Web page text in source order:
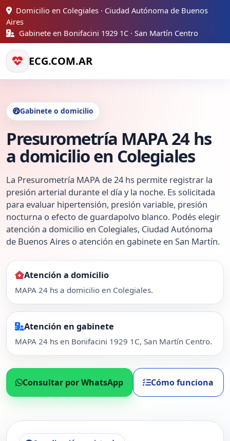
Domicilio en Colegiales · Ciudad Autónoma de Buenos
Aires
Gabinete en Bonifacini 1929 1C · San Martín Centro
ECG.COM.AR
Gabinete o domicilio
Presurometría MAPA 24 hs
a domicilio en Colegiales
La Presurometría MAPA de 24 hs permite registrar la
presión arterial durante el día y la noche. Es solicitada
para evaluar hipertensión, presión variable, presión
nocturna o efecto de guardapolvo blanco. Podés elegir
atención a domicilio en Colegiales, Ciudad Autónoma
de Buenos Aires o atención en gabinete en San Martín.
Atención a domicilio
MAPA 24 hs a domicilio en Colegiales.
Atención en gabinete
MAPA 24 hs en Bonifacini 1929 1C, San Martín Centro.
Consultar por WhatsApp Cómo funciona